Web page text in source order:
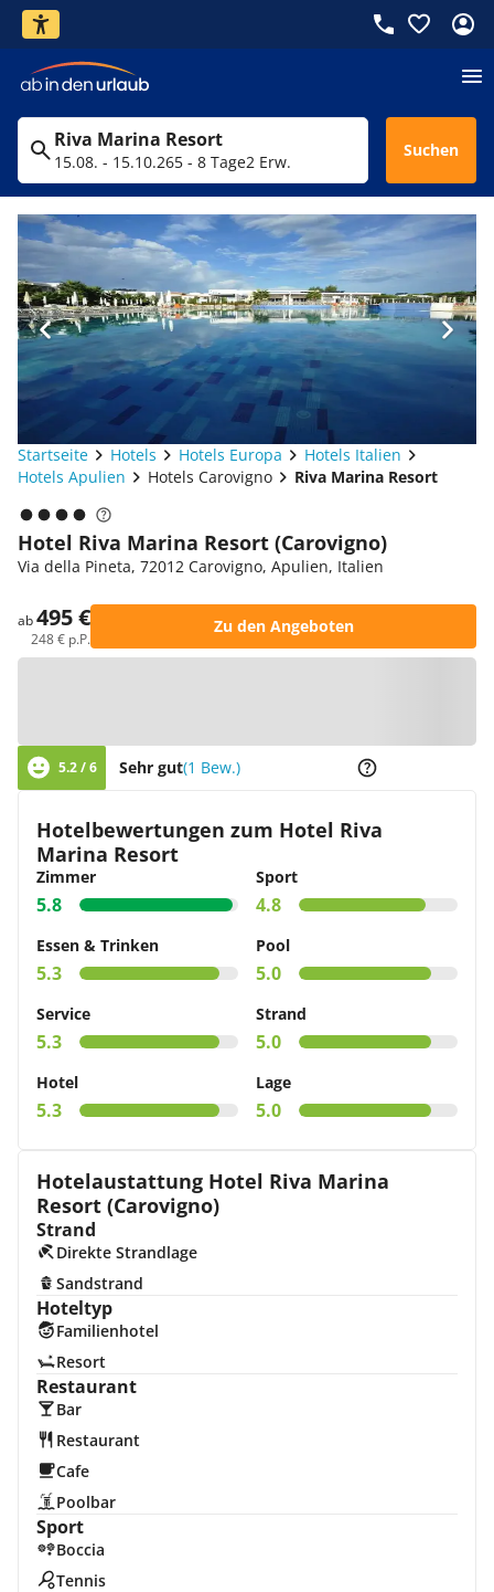
Riva Marina Resort
15.08. - 15.10.265 - 8 Tage2 Erw.
Suchen
Startseite Hotels Hotels Europa
Hotels Italien
Hotels Apulien
Hotels Carovigno Riva Marina Resort
Hotel Riva Marina Resort (Carovigno)
Via della Pineta, 72012 Carovigno, Apulien, Italien
ab495 €
248 € p.P.
Zu den Angeboten
5.2 / 6 Sehr gut(1 Bew.)
Hotelbewertungen zum Hotel Riva
Marina Resort
Zimmer
5.8
Sport
4.8
Essen & Trinken
5.3
Pool
5.0
Service
5.3
Strand
5.0
Hotel
5.3
Lage
5.0
Hotelaustattung Hotel Riva Marina
Resort (Carovigno)
Strand
Direkte Strandlage
Sandstrand
Hoteltyp
Familienhotel
Resort
Restaurant
Bar
Restaurant
Cafe
Poolbar
Sport
Boccia
Tennis